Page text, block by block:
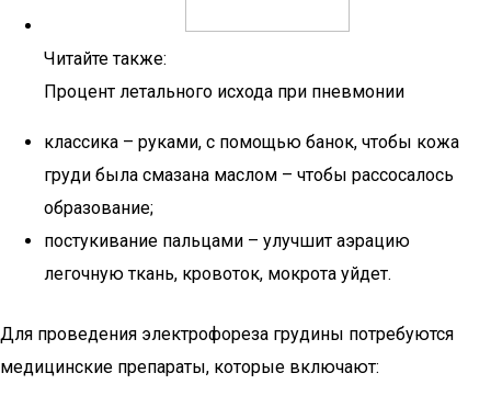
Читайте также:
Процент летального исхода при пневмонии
классика – руками, с помощью банок, чтобы кожа
груди была смазана маслом – чтобы рассосалось
образование;
постукивание пальцами – улучшит аэрацию
легочную ткань, кровоток, мокрота уйдет.
Для проведения электрофореза грудины потребуются
медицинские препараты, которые включают: